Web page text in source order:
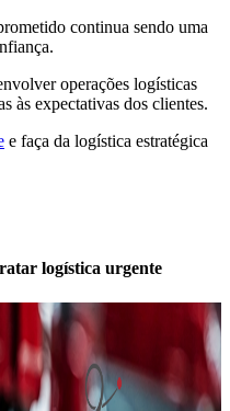
continua sendo uma
operações logísticas
às expectativas dos clientes.
e faça da logística estratégica
logística urgente